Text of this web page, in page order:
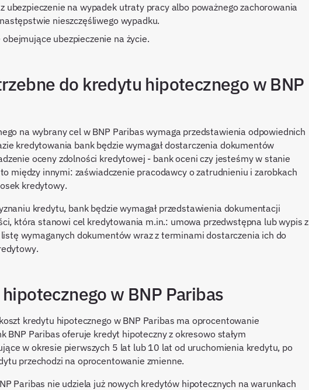
ubezpieczenie na wypadek utraty pracy albo poważnego zachorowania
nieszczęśliwego wypadku.
obejmujące ubezpieczenie na życie.
do kredytu hipotecznego w BNP
na wybrany cel w BNP Paribas wymaga przedstawienia odpowiednich
kredytowania bank będzie wymagał dostarczenia dokumentów
oceny zdolności kredytowej - bank oceni czy jesteśmy w stanie
między innymi: zaświadczenie pracodawcy o zatrudnieniu i zarobkach
kredytowy.
kredytu, bank będzie wymagał przedstawienia dokumentacji
która stanowi cel kredytowania m.in.: umowa przedwstępna lub wypis z
listę wymaganych dokumentów wraz z terminami dostarczenia ich do
w BNP Paribas
koszt kredytu hipotecznego w BNP Paribas ma oprocentowanie
BNP Paribas oferuje kredyt hipoteczny z okresowo stałym
w okresie pierwszych 5 lat lub 10 lat od uruchomienia kredytu, po
przechodzi na oprocentowanie zmienne.
Paribas nie udziela już nowych kredytów hipotecznych na warunkach